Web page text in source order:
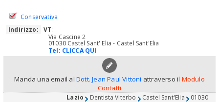
Conservativa
Indirizzo:
VT:
Via Cascine 2
01030 Castel Sant' Elia - Castel Sant'Elia
Tel: CLICCA QUI
Manda una email al Dott. Jean Paul Vittoni attraverso il Modulo
Contatti
Lazio Dentista Viterbo Castel Sant'Elia 01030